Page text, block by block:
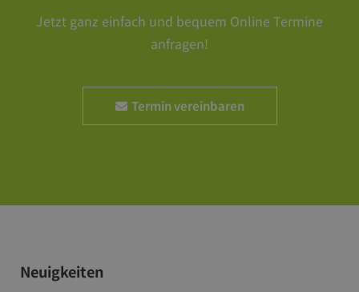
Jetzt ganz einfach und bequem Online Termine
anfragen!
Termin vereinbaren
Neuigkeiten